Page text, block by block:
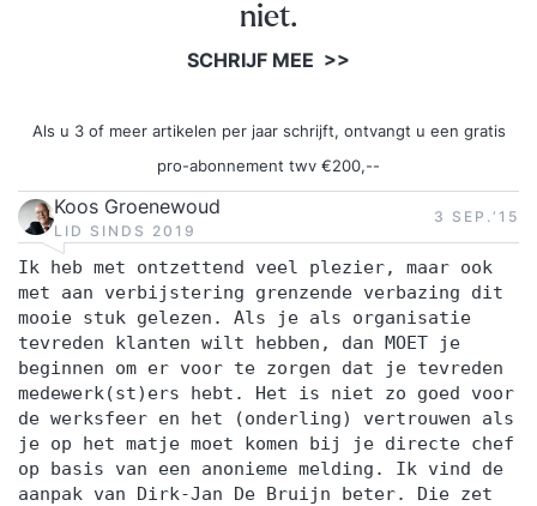
niet.
SCHRIJF MEE >>
Als u 3 of meer artikelen per jaar schrijft, ontvangt u een gratis
pro-abonnement twv €200,--
Koos Groenewoud
LID SINDS 2019
3 SEP.‘15
Ik heb met ontzettend veel plezier, maar ook
met aan verbijstering grenzende verbazing dit
mooie stuk gelezen. Als je als organisatie
tevreden klanten wilt hebben, dan MOET je
beginnen om er voor te zorgen dat je tevreden
medewerk(st)ers hebt. Het is niet zo goed voor
de werksfeer en het (onderling) vertrouwen als
je op het matje moet komen bij je directe chef
op basis van een anonieme melding. Ik vind de
aanpak van Dirk-Jan De Bruijn beter. Die zet